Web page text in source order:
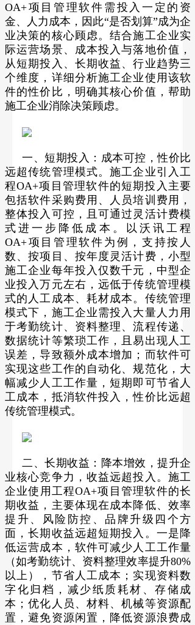
OA+项目管理软件需投入一定的资
金、人力成本，因此“是否划算”成为企
业决策的核心顾虑。结合施工企业实
际运营场景、成本投入与落地价值，
从短期投入、长期收益、行业趋势三
个维度，详细分析施工企业使用该软
件的性价比，明确其核心价值，帮助
施工企业消除决策顾虑。
一、短期投入：成本可控，性价比
远超传统管理模式。施工企业引入工
程OA+项目管理软件的短期投入主要
包括软件采购费用、人员培训费用，
整体投入可控，且可通过灵活计费模
式进一步降低成本。以沃讯工程
OA+项目管理软件为例，支持按人
数、按项目、按年度灵活计费，小型
施工企业每年投入仅数千元，中型企
业投入万元左右，远低于传统管理模
式的人工成本、耗材成本。传统管理
模式下，施工企业需投入大量人力用
于考勤统计、资料整理、流程传递、
数据统计等繁琐工作，且易出现人工
误差，导致额外成本增加；而软件可
实现这些工作的自动化、规范化，大
幅减少人工工作量，短期即可节省人
工成本，抵消软件投入，性价比远超
传统管理模式。
二、长期收益：降本增效，提升企
业核心竞争力，收益远超投入。施工
企业使用工程OA+项目管理软件的长
期收益，主要体现在成本降低、效率
提升、风险防控、品牌升级四个方
面，长期收益远超短期投入。一是降
低运营成本，软件可减少人工工作量
（如考勤统计、资料整理效率提升80%
以上），节省人工成本；实现资料数
字化归档，减少纸质耗材、存储成
本；优化人员、材料、机械等资源配
置，避免资源闲置，降低资源浪费成